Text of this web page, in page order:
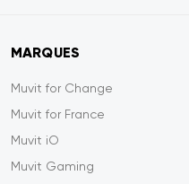
MARQUES
Muvit for Change
Muvit for France
Muvit iO
Muvit Gaming